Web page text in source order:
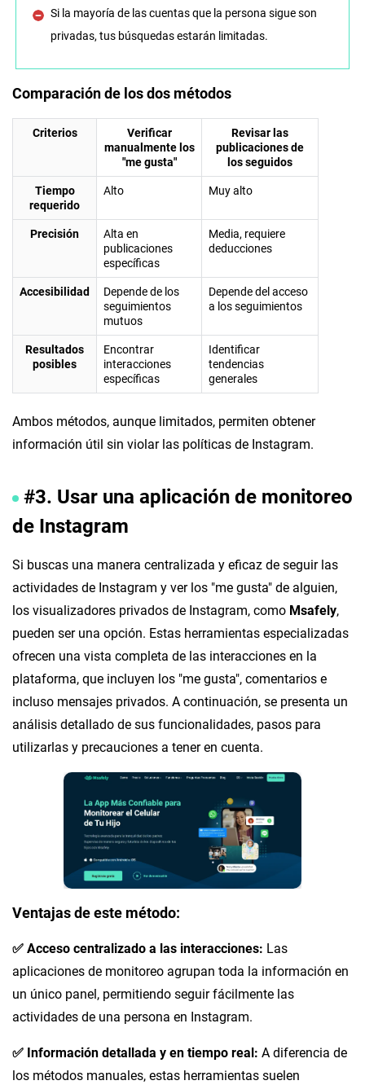
Si la mayoría de las cuentas que la persona sigue son
privadas, tus búsquedas estarán limitadas.
Comparación de los dos métodos
Criterios
Verificar
manualmente los
"me gusta"
Revisar las
publicaciones de
los seguidos
Tiempo
requerido
Alto Muy alto
Precisión
Alta en
publicaciones
específicas
Media, requiere
deducciones
Accesibilidad
Depende de los
seguimientos
mutuos
Depende del acceso
a los seguimientos
Resultados
posibles
Encontrar
interacciones
específicas
Identificar
tendencias
generales
Ambos métodos, aunque limitados, permiten obtener
información útil sin violar las políticas de Instagram.
#3. Usar una aplicación de monitoreo
de Instagram
Si buscas una manera centralizada y eficaz de seguir las
actividades de Instagram y ver los "me gusta" de alguien,
los visualizadores privados de Instagram, como Msafely,
pueden ser una opción. Estas herramientas especializadas
ofrecen una vista completa de las interacciones en la
plataforma, que incluyen los "me gusta", comentarios e
incluso mensajes privados. A continuación, se presenta un
análisis detallado de sus funcionalidades, pasos para
utilizarlas y precauciones a tener en cuenta.
Ventajas de este método:
✅ Acceso centralizado a las interacciones: Las
aplicaciones de monitoreo agrupan toda la información en
un único panel, permitiendo seguir fácilmente las
actividades de una persona en Instagram.
✅ Información detallada y en tiempo real: A diferencia de
los métodos manuales, estas herramientas suelen